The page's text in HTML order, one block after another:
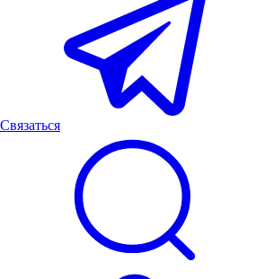
Связаться